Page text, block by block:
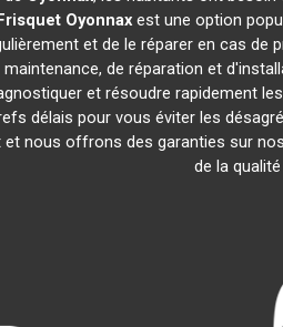
Oyonnax est une option
et de le réparer en cas de
de réparation et
et résoudre rapidement
délais pour vous éviter les
et nous offrons des garanties sur
de la